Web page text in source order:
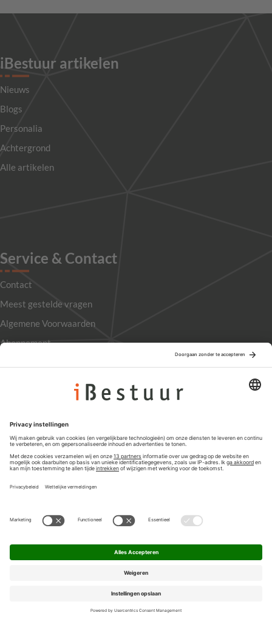
iBestuur artikelen
Nieuws
Blogs
Personalia
Achtergrond
Alle artikelen
Service & Contact
Contact
Meest gestelde vragen
Algemene Voorwaarden
Abonnement
Privacyinstellingen